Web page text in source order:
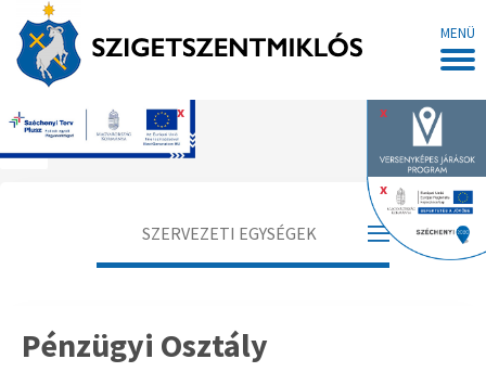
MENÜ
x
x
x
Főoldal
SZERVEZETI EGYSÉGEK
Aljegyző
Pénzügyi Osztály